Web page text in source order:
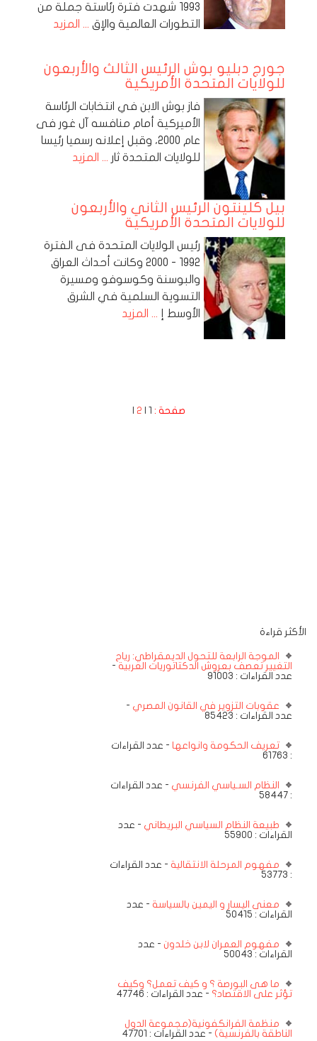
1993 شهدت فترة رئاستة جملة من
التطورات العالمية والإق ... المزيد
جورج دبليو بوش الرئيس الثالث والأربعون
للولايات المتحدة الأمريكية
فاز بوش الابن في انتخابات الرئاسة
الأميركية أمام منافسه آل غور فى
عام 2000، وقبل إعلانه رسميا رئيسا
للولايات المتحدة ثار ... المزيد
بيل كلينتون الرئيس الثاني والأربعون
للولايات المتحدة الأمريكية
رئيس الولايات المتحدة فى الفترة
1992 - 2000 وكانت أحداث العراق
والبوسنة وكوسوفو ومسيرة
التسوية السلمية في الشرق
الأوسط إ ... المزيد
صفحة : 2
|
الأكثر قراءة
الموجة الرابعة للتحول الديمقراطي: رياح
التغيير تعصف بعروش الدكتاتوريات العربية -
عدد القراءات : 91003
عقوبات التزوير في القانون المصري -
عدد القراءات : 85423
تعريف الحكومة وانواعها - عدد القراءات
: 61763
النظام السـياسي الفرنسي - عدد القراءات
: 58447
طبيعة النظام السياسي البريطاني - عدد
القراءات : 55900
مفهوم المرحلة الانتقالية - عدد القراءات
: 53773
معنى اليسار و اليمين بالسياسة - عدد
القراءات : 50415
مفهوم العمران لابن خلدون - عدد
القراءات : 50043
ما هى البورصة ؟ و كيف تعمل؟ وكيف
تؤثر على الاقتصاد؟ - عدد القراءات : 47746
منظمة الفرانكفونية(مجموعة الدول
الناطقة بالفرنسية) - عدد القراءات : 47701